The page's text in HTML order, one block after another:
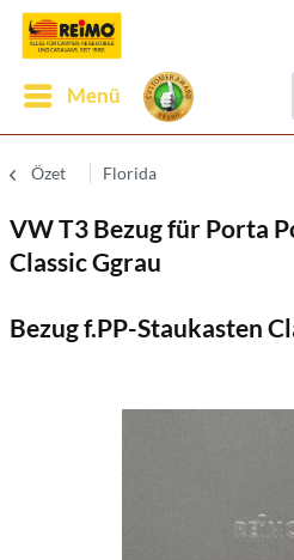
Menü
Özet Florida
VW T3 Bezug für Porta
Classic Ggrau
Bezug f.PP-Staukasten